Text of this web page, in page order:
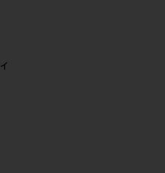
CASE メイクアップバッグ